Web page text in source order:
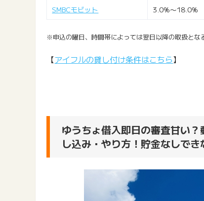
SMBCモビット 3.0%〜18.0%
※申込の曜日、時間帯によっては翌日以降の取扱とな
【アイフルの貸し付け条件はこちら】
ゆうちょ借入即日の審査甘い
し込み・やり方！貯金なしでき